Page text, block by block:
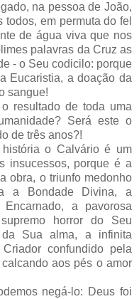
na pessoa de João,
em permuta do fel
de água viva que nos
palavras da Cruz as
- o Seu codicilo: porque
Eucaristia, a doação da
sangue!
resultado de toda uma
Será este o
de três anos?!
o Calvário é um
insucessos, porque é a
obra, o triunfo medonho
a Bondade Divina, a
a pavorosa
horror do Seu
da Sua alma, a infinita
confundido pela
aos pés o amor
negá-lo: Deus foi